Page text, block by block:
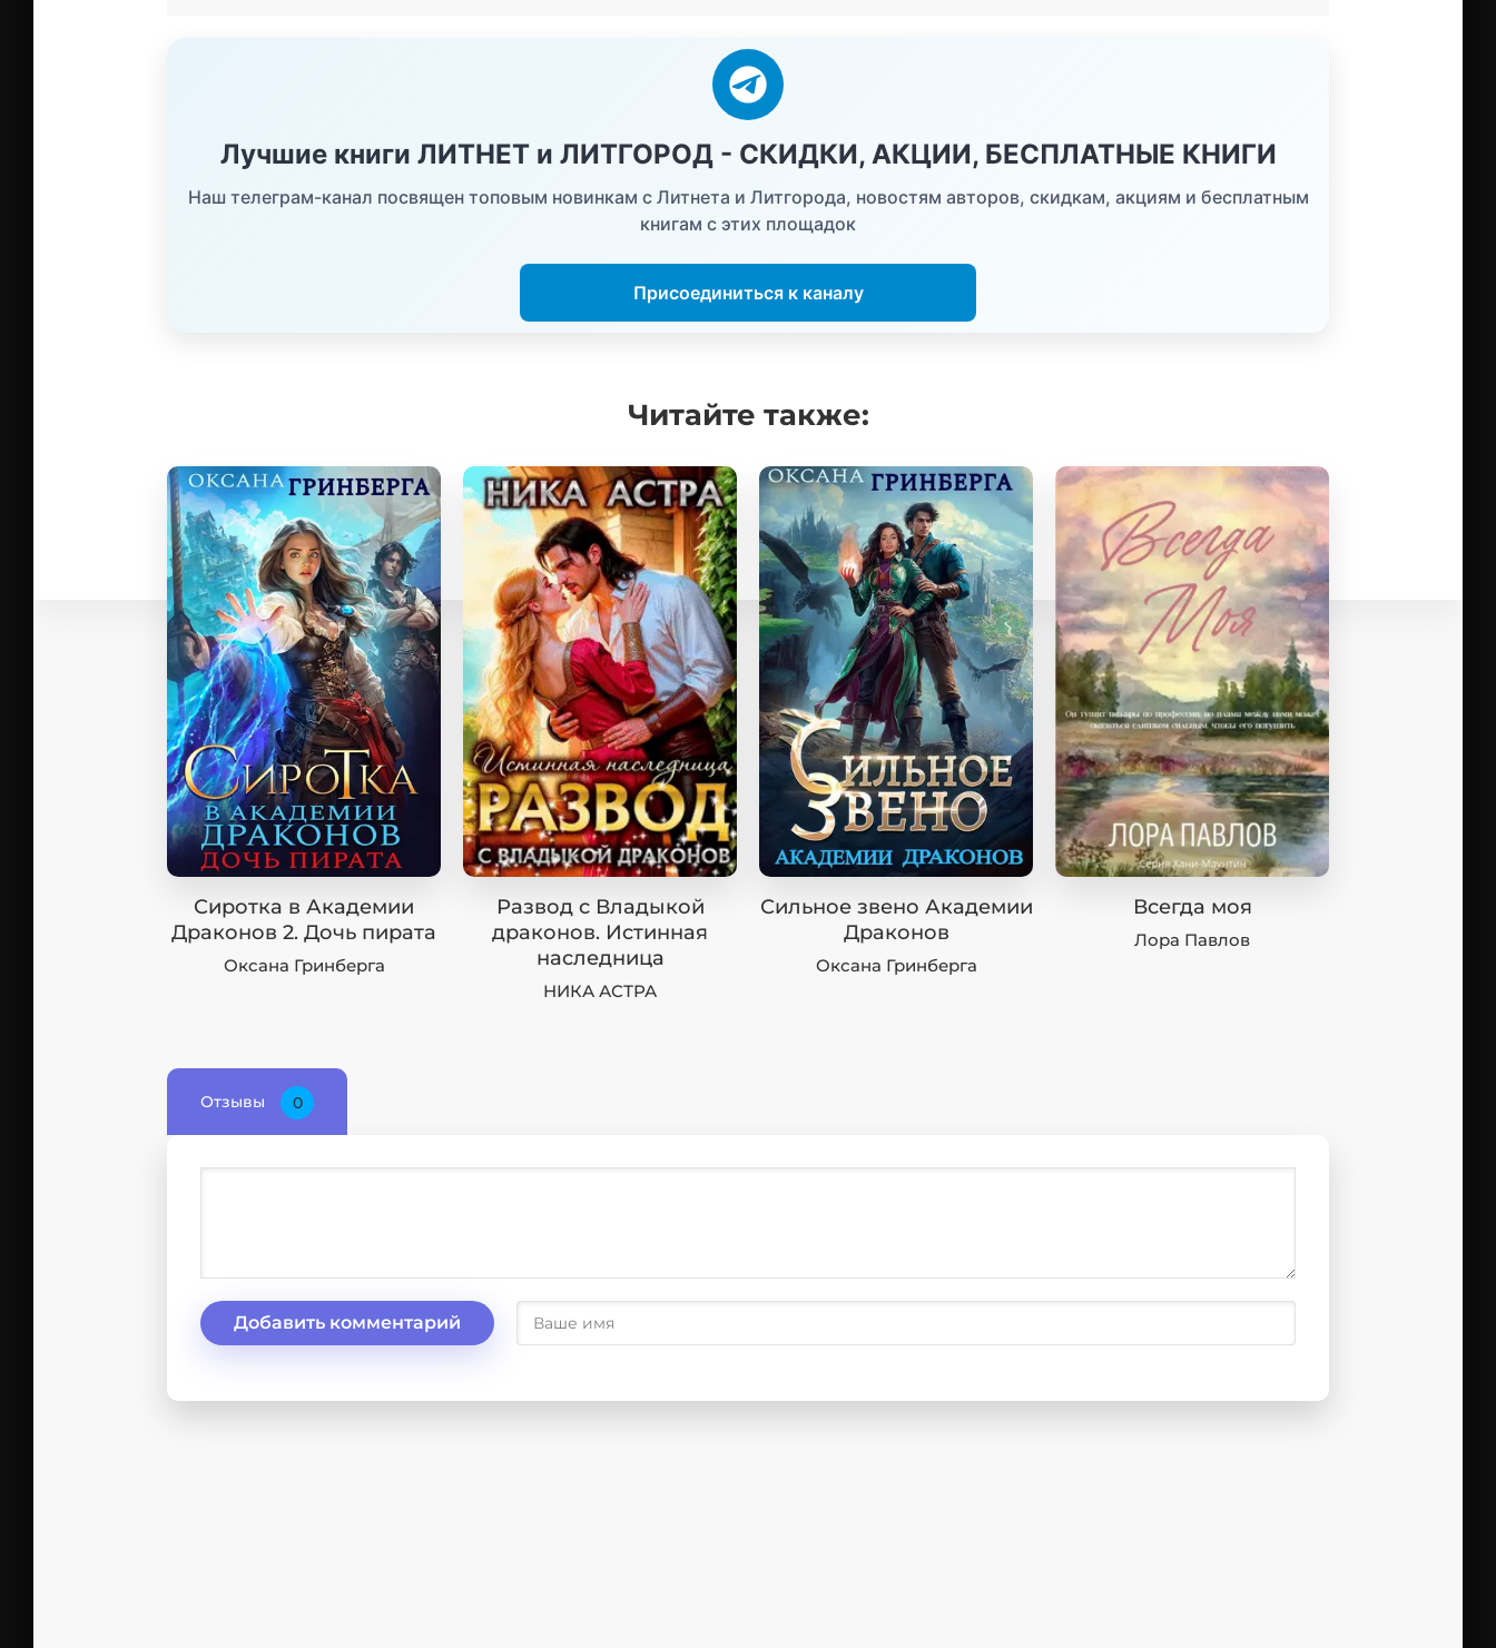
Лучшие книги ЛИТНЕТ и ЛИТГОРОД - СКИДКИ, АКЦИИ, БЕСПЛАТНЫЕ КНИГИ
Наш телеграм-канал посвящен топовым новинкам с Литнета и Литгорода, новостям авторов, скидкам, акциям и бесплатным
книгам с этих площадок
Присоединиться к каналу
Читайте также:
Сиротка в Академии
Драконов 2. Дочь пирата
Оксана Гринберга
Развод с Владыкой
драконов. Истинная
наследница
НИКА АСТРА
Сильное звено Академии
Драконов
Оксана Гринберга
Всегда моя
Лора Павлов
Отзывы 0
Добавить комментарий